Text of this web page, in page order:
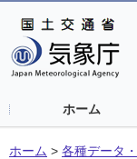
ホーム
ホーム > 各種データ